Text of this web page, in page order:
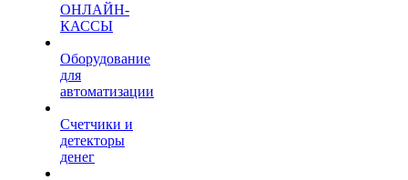
ОНЛАЙН-
КАССЫ
Оборудование
для
автоматизации
Счетчики и
детекторы
денег